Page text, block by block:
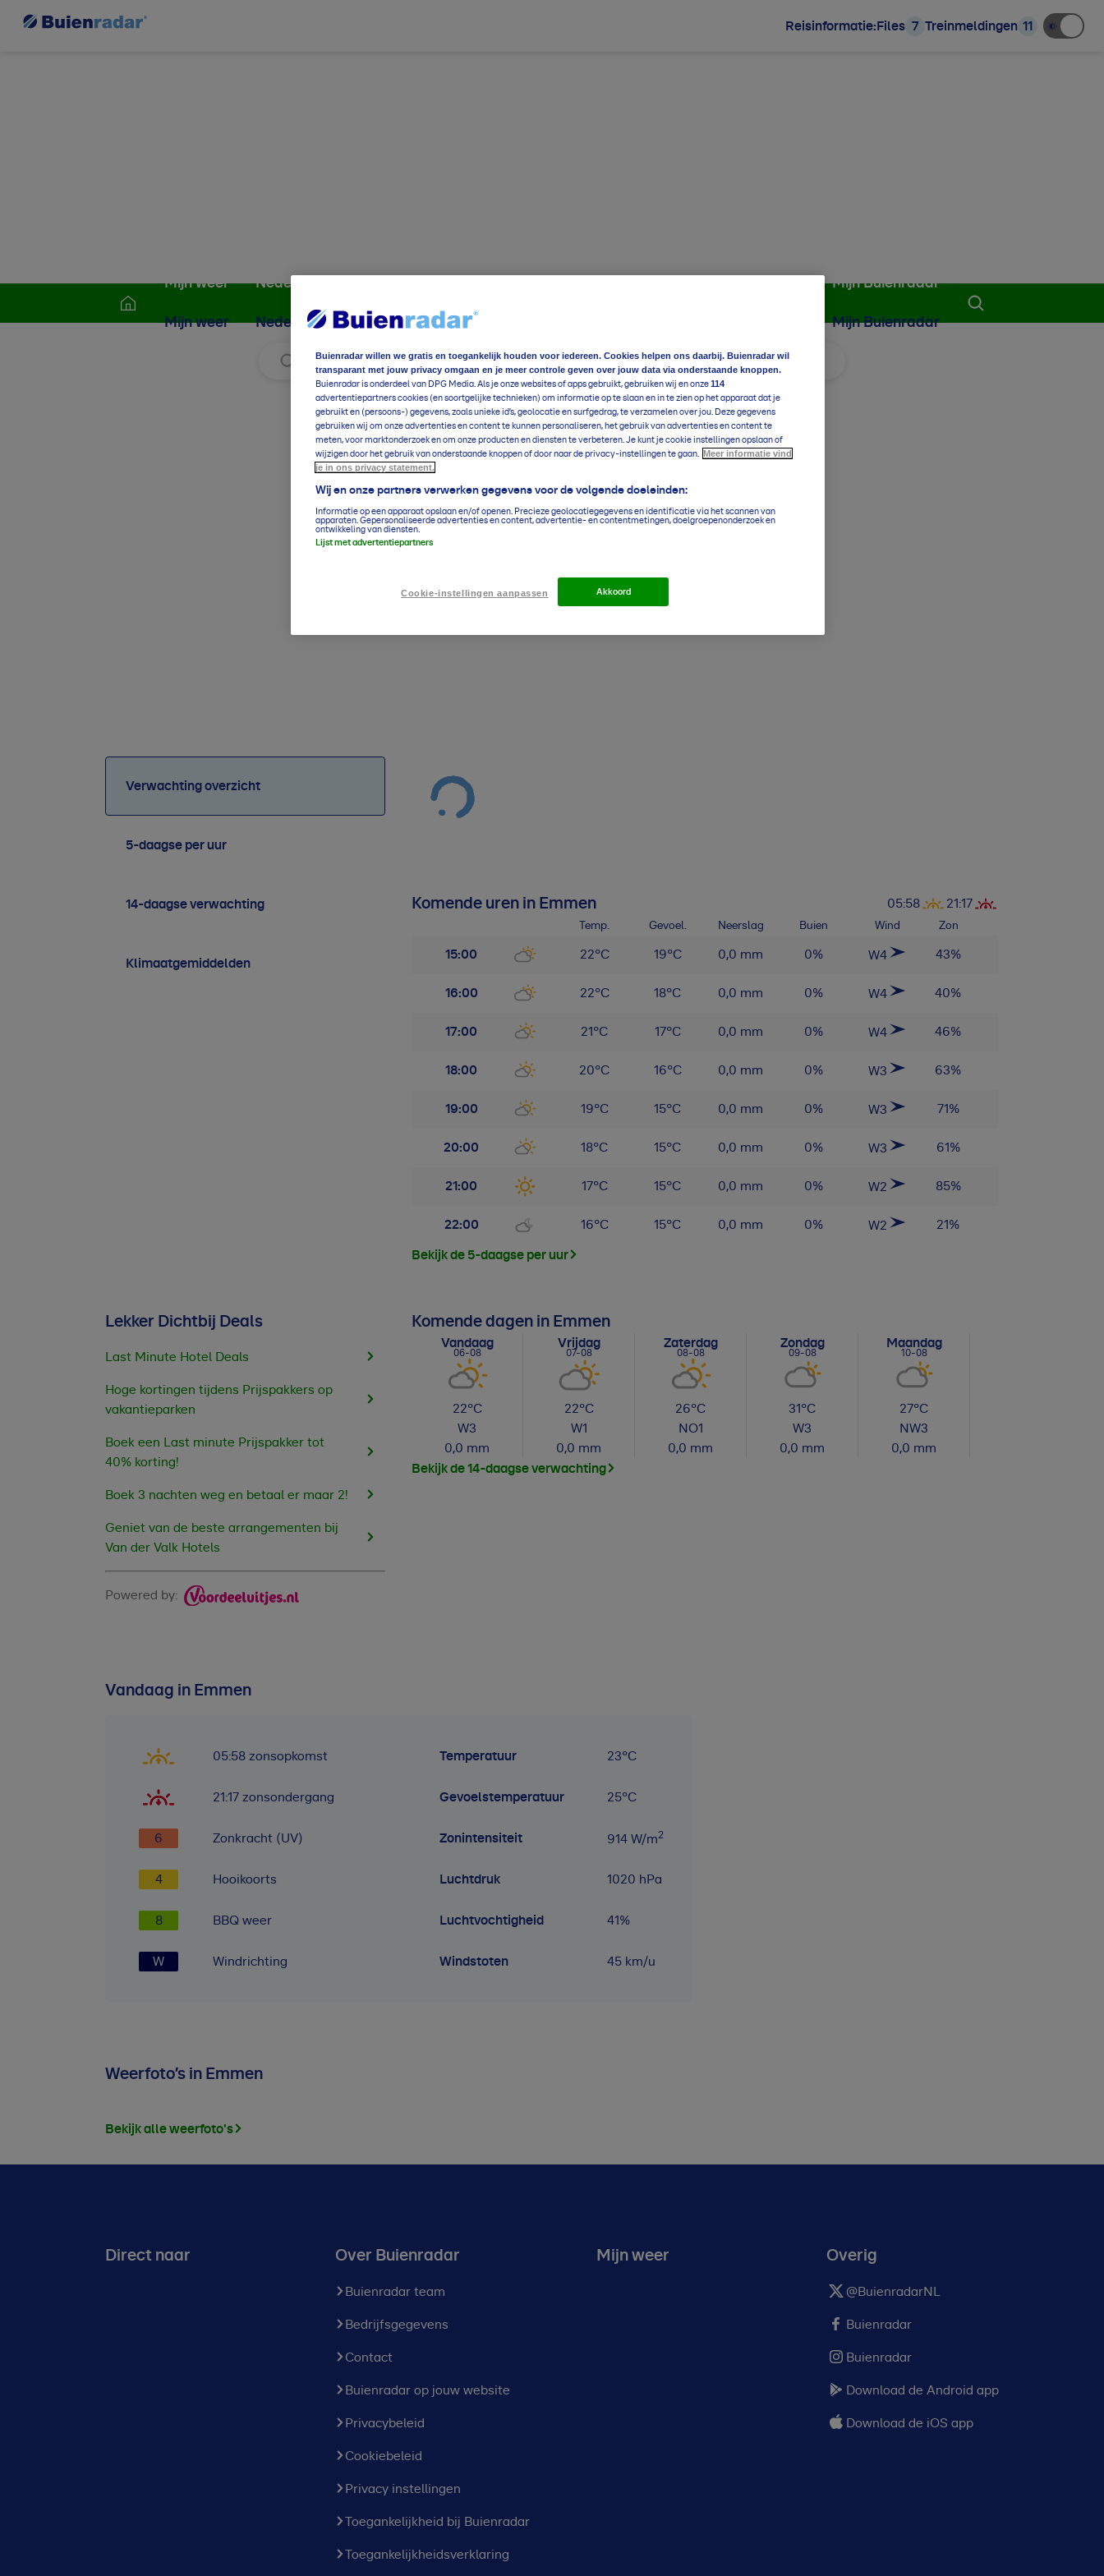
Reisinformatie:Files 7 Treinmeldingen 11
Mijn weer
Mijn weer
Nederland
Nederland Wereldwijd Foto en video
Mijn Buienradar
Mijn Buienradar
Zoek locatie 22°C Voeg toe aan favorieten
Verwachting overzicht
5-daagse per uur
14-daagse verwachting
Klimaatgemiddelden
Komende uren in Emmen 05:58 21:17
Temp. Gevoel. Neerslag Buien Wind Zon
15:00 22°C 19°C 0,0 mm 0% W4 43%
16:00 22°C 18°C 0,0 mm 0% W4 40%
17:00 21°C 17°C 0,0 mm 0% W4 46%
18:00 20°C 16°C 0,0 mm 0% W3 63%
19:00 19°C 15°C 0,0 mm 0% W3 71%
20:00 18°C 15°C 0,0 mm 0% W3 61%
21:00 17°C 15°C 0,0 mm 0% W2 85%
22:00 16°C 15°C 0,0 mm 0% W2 21%
Bekijk de 5-daagse per uur
Komende dagen in Emmen
Vandaag
06-08
22°C
W3
0,0 mm
Vrijdag
07-08
22°C
W1
0,0 mm
Zaterdag
08-08
26°C
NO1
0,0 mm
Zondag
09-08
31°C
W3
0,0 mm
Maandag
10-08
27°C
NW3
0,0 mm
Bekijk de 14-daagse verwachting
Vandaag in Emmen
05:58 zonsopkomst
21:17 zonsondergang
6 Zonkracht (UV)
4 Hooikoorts
8 BBQ weer
W Windrichting
Temperatuur 23°C
Gevoelstemperatuur 25°C
Zonintensiteit 914 W/m2
Luchtdruk 1020 hPa
Luchtvochtigheid 41%
Windstoten 45 km/u
Weerfoto’s in Emmen
Bekijk alle weerfoto's
Lekker Dichtbij Deals
Last Minute Hotel Deals
Hoge kortingen tijdens Prijspakkers op
vakantieparken
Boek een Last minute Prijspakker tot
40% korting!
Boek 3 nachten weg en betaal er maar 2!
Geniet van de beste arrangementen bij
Van der Valk Hotels
Powered by:
Direct naar Over Buienradar
Buienradar team
Bedrijfsgegevens
Contact
Buienradar op jouw website
Privacybeleid
Cookiebeleid
Privacy instellingen
Toegankelijkheid bij Buienradar
Toegankelijkheidsverklaring
Mijn weer Overig
@BuienradarNL
Buienradar
Buienradar
Download de Android app
Download de iOS app
Buienradar willen we gratis en toegankelijk houden voor iedereen. Cookies helpen ons daarbij. Buienradar wil
transparant met jouw privacy omgaan en je meer controle geven over jouw data via onderstaande knoppen.
Buienradar is onderdeel van DPG Media. Als je onze websites of apps gebruikt, gebruiken wij en onze114
advertentiepartners cookies (en soortgelijke technieken) om informatie op te slaan en in te zien op het apparaat dat je
gebruikt en (persoons-) gegevens, zoals unieke id’s, geolocatie en surfgedrag, te verzamelen over jou. Deze gegevens
gebruiken wij om onze advertenties en content te kunnen personaliseren, het gebruik van advertenties en content te
meten, voor marktonderzoek en om onze producten en diensten te verbeteren. Je kunt je cookie instellingen opslaan of
wijzigen door het gebruik van onderstaande knoppen of door naar de privacy-instellingen te gaan.
Meer informatie vind
je in ons privacy statement.
Wij en onze partners verwerken gegevens voor de volgende doeleinden:
Informatie op een apparaat opslaan en/of openen. Precieze geolocatiegegevens en identificatie via het scannen van
apparaten. Gepersonaliseerde advertenties en content, advertentie- en contentmetingen, doelgroepenonderzoek en
ontwikkeling van diensten.
Lijst met advertentiepartners
Cookie-instellingen aanpassen Akkoord